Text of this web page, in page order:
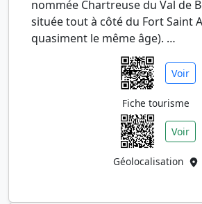
nommée Chartreuse du Val de
située tout à côté du Fort Saint
quasiment le même âge).
Elle fut fondée au XIVe siècle par
Voir
Fiche tourisme
Voir
Géolocalisation